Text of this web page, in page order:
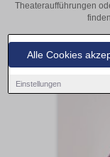
Alle Cookies
Einstellungen
Theateraufführungen